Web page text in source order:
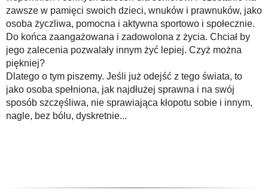
zawsze w pamięci swoich dzieci, wnuków i prawnuków, jako
osoba życzliwa, pomocna i aktywna sportowo i społecznie.
Do końca zaangażowana i zadowolona z życia. Chciał by
jego zalecenia pozwalały innym żyć lepiej. Czyż można
piękniej?
Dlatego o tym piszemy. Jeśli już odejść z tego świata, to
jako osoba spełniona, jak najdłużej sprawna i na swój
sposób szczęśliwa, nie sprawiająca kłopotu sobie i innym,
nagle, bez bólu, dyskretnie...